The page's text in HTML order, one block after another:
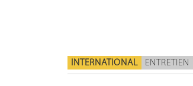
INTERNATIONAL ENTRETIEN